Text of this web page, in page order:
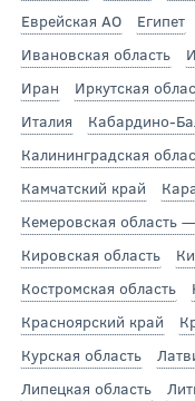
Еврейская АО
Египет
Ивановская область
Иран
Иркутская
Италия
Кабардино-
Калининградская
Камчатский край
Кемеровская область
Кировская область
Костромская область
Красноярский край
Курская область
Липецкая область